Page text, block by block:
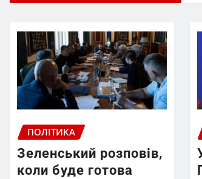
ПОЛІТИКА
Зеленський розповів,
коли буде готова